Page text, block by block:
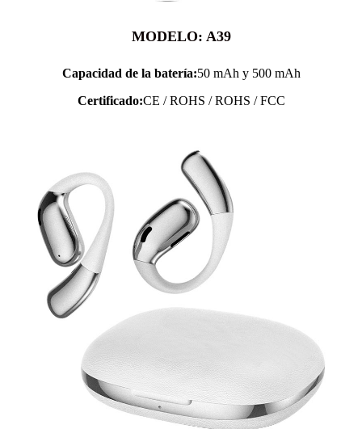
MODELO: A39
Capacidad de la batería:50 mAh y 500 mAh
Certificado:CE / ROHS / ROHS / FCC